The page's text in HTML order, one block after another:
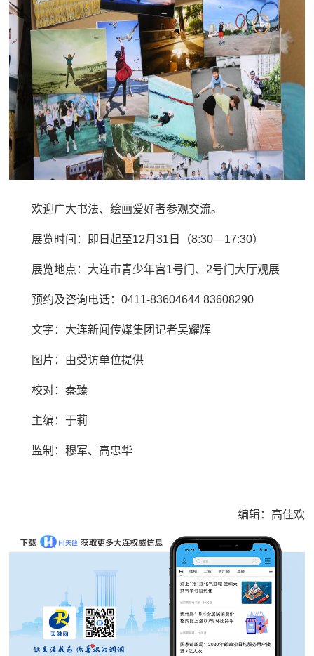
欢迎广大书法、绘画爱好者参观交流。
展览时间：即日起至12月31日（8:30—17:30）
展览地点：大连市青少年宫1号门、2号门大厅观展
预约及咨询电话：0411-83604644 83608290
文字：大连新闻传媒集团记者吴耀辉
图片：由受访单位提供
校对：秦臻
主编：于莉‍‍‍
监制：穆军、高忠华
编辑：高佳欢